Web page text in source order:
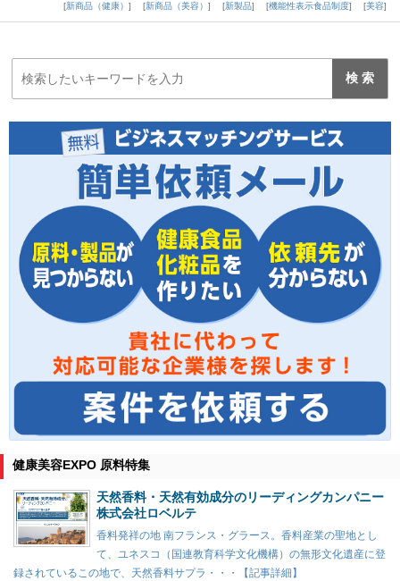
新商品（健康）
新商品（美容） 新製品 機能性表示食品制度 美容
健康美容EXPO 原料特集
天然香料・天然有効成分のリーディングカンパニー
株式会社ロベルテ
香料発祥の地 南フランス・グラース。香料産業の聖地とし
て、ユネスコ（国連教育科学文化機構）の無形文化遺産に登
録されているこの地で、天然香料サプラ・・・【記事詳細】